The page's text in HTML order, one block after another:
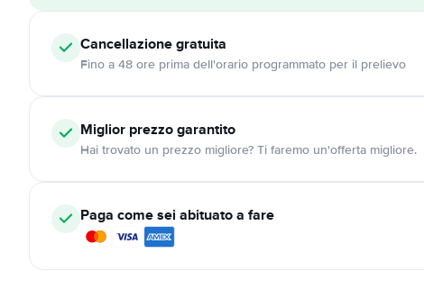
Cancellazionegratuita
Fino a 48 ore prima dell'orario programmato per il prelievo
Miglior prezzo garantito
Hai trovato un prezzo migliore? Ti faremo un'offerta migliore.
Paga come sei abituato a fare